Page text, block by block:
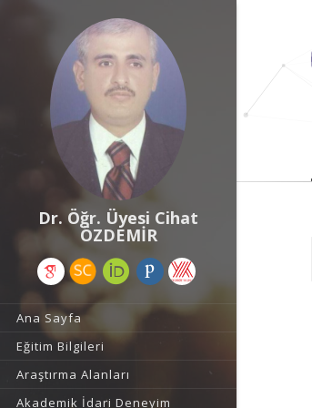
Dr. Öğr. Üyesi Cihat
ÖZDEMİR
Ana Sayfa
Eğitim Bilgileri
Araştırma Alanları
Akademik İdari Deneyim